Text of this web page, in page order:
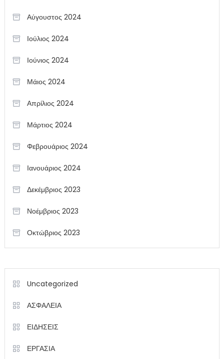
Αύγουστος 2024
Ιούλιος 2024
Ιούνιος 2024
Μάιος 2024
Απρίλιος 2024
Μάρτιος 2024
Φεβρουάριος 2024
Ιανουάριος 2024
Δεκέμβριος 2023
Νοέμβριος 2023
Οκτώβριος 2023
Uncategorized
ΑΣΦΑΛΕΙΑ
ΕΙΔΗΣΕΙΣ
ΕΡΓΑΣΙΑ